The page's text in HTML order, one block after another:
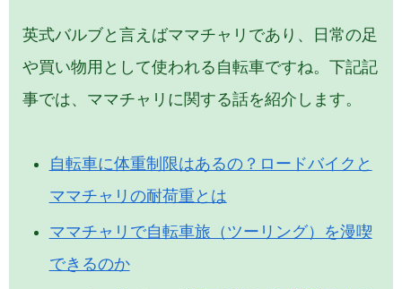
英式バルブと言えばママチャリであり、日常の足
や買い物用として使われる自転車ですね。下記記
事では、ママチャリに関する話を紹介します。
自転車に体重制限はあるの？ロードバイクと
ママチャリの耐荷重とは
ママチャリで自転車旅（ツーリング）を漫喫
できるのか